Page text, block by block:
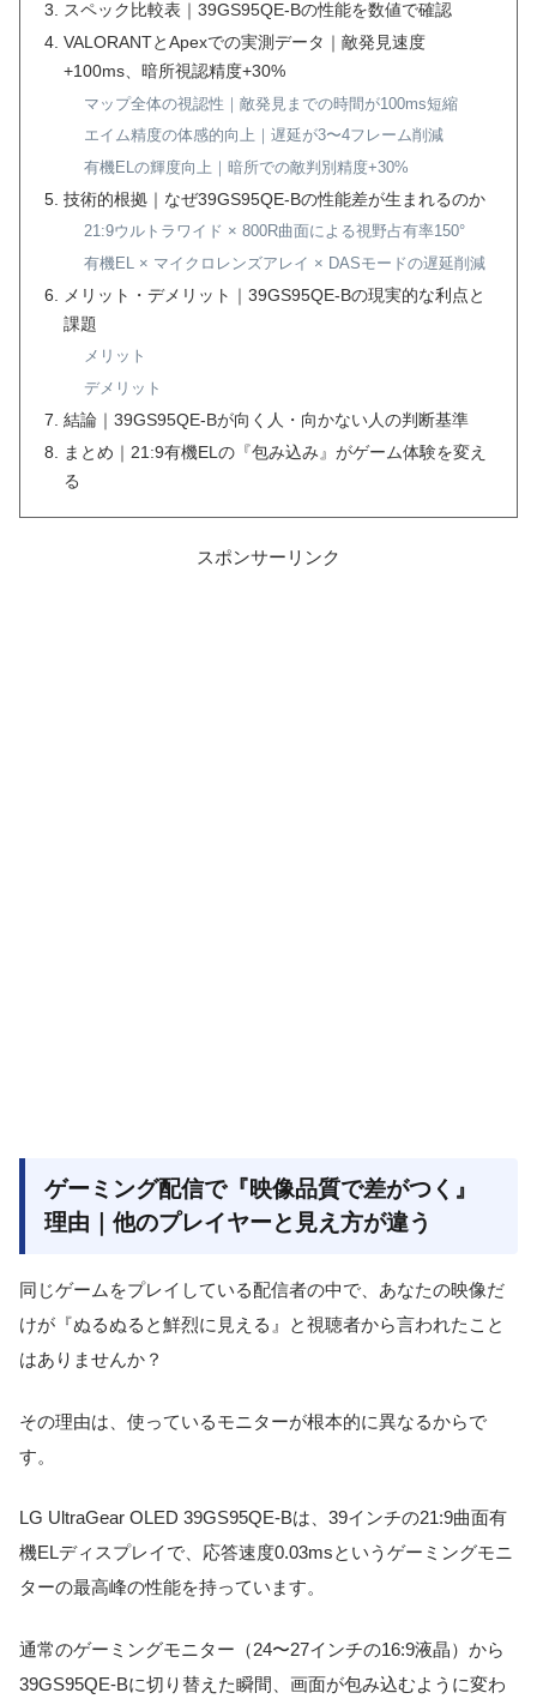
スペック比較表｜39GS95QE-Bの性能を数値で確認
VALORANTとApexでの実測データ｜敵発見速度
+100ms、暗所視認精度+30%
マップ全体の視認性｜敵発見までの時間が100ms短縮
エイム精度の体感的向上｜遅延が3〜4フレーム削減
有機ELの輝度向上｜暗所での敵判別精度+30%
技術的根拠｜なぜ39GS95QE-Bの性能差が生まれるのか
21:9ウルトラワイド × 800R曲面による視野占有率150°
有機EL × マイクロレンズアレイ × DASモードの遅延削減
メリット・デメリット｜39GS95QE-Bの現実的な利点と
課題
メリット
デメリット
結論｜39GS95QE-Bが向く人・向かない人の判断基準
まとめ｜21:9有機ELの『包み込み』がゲーム体験を変え
る
スポンサーリンク
ゲーミング配信で『映像品質で差がつく』
理由｜他のプレイヤーと見え方が違う
同じゲームをプレイしている配信者の中で、あなたの映像だ
けが『ぬるぬると鮮烈に見える』と視聴者から言われたこと
はありませんか？
その理由は、使っているモニターが根本的に異なるからで
す。
LG UltraGear OLED 39GS95QE-Bは、39インチの21:9曲面有
機ELディスプレイで、応答速度0.03msというゲーミングモニ
ターの最高峰の性能を持っています。
通常のゲーミングモニター（24〜27インチの16:9液晶）から
39GS95QE-Bに切り替えた瞬間、画面が包み込むように変わ